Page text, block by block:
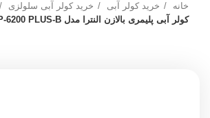
خانه خرید کولر آبی
خرید کولر آبی سلولزی
کولر آبی پلیمری بالازن النترا مدل EP-6200 PLUS-B